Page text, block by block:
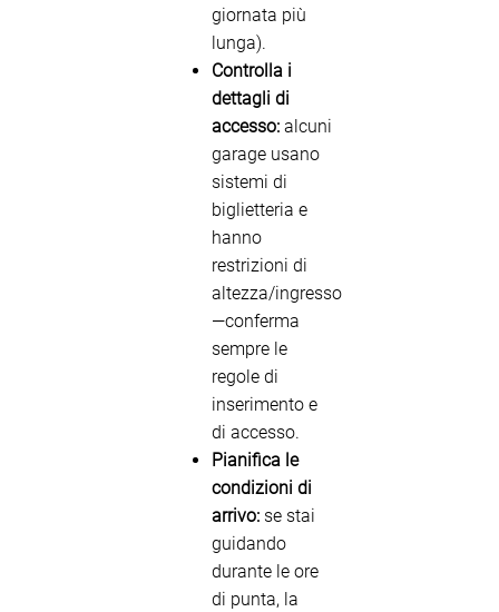
giornata più
lunga).
Controlla i
dettagli di
accesso: alcuni
garage usano
sistemi di
biglietteria e
hanno
restrizioni di
altezza/ingresso
—conferma
sempre le
regole di
inserimento e
di accesso.
Pianifica le
condizioni di
arrivo: se stai
guidando
durante le ore
di punta, la